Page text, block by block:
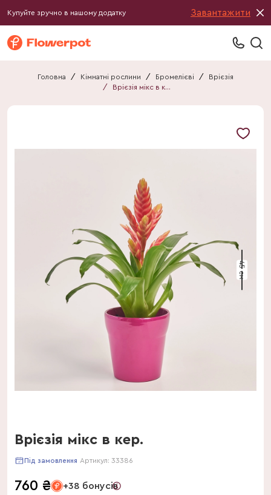
Купуйте зручно в нашому додатку Завантажити
Головна / Кімнатні рослини / Бромелієві /
Врієзія
/
Врієзія мікс в кер.
45 см
Врієзія мікс в кер.
Під замовлення Артикул: 33386
760 ₴ +38 бонусів